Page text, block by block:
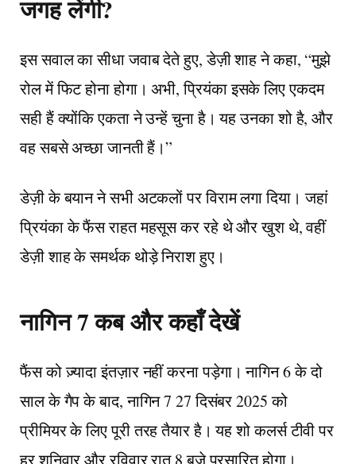
जगह लेंगी?
इस सवाल का सीधा जवाब देते हुए, डेज़ी शाह ने कहा, “मुझे
रोल में फिट होना होगा। अभी, प्रियंका इसके लिए एकदम
सही हैं क्योंकि एकता ने उन्हें चुना है। यह उनका शो है, और
वह सबसे अच्छा जानती हैं।”
डेज़ी के बयान ने सभी अटकलों पर विराम लगा दिया। जहां
प्रियंका के फैंस राहत महसूस कर रहे थे और खुश थे, वहीं
डेज़ी शाह के समर्थक थोड़े निराश हुए।
नागिन 7 कब और कहाँ देखें
फैंस को ज़्यादा इंतज़ार नहीं करना पड़ेगा। नागिन 6 के दो
साल के गैप के बाद, नागिन 7 27 दिसंबर 2025 को
प्रीमियर के लिए पूरी तरह तैयार है। यह शो कलर्स टीवी पर